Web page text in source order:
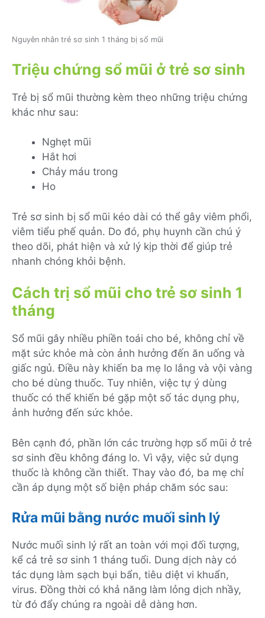
Nguyên nhân trẻ sơ sinh 1 tháng bị sổ mũi
Triệu chứng sổ mũi ở trẻ sơ sinh
Trẻ bị sổ mũi thường kèm theo những triệu chứng
khác như sau:
Nghẹt mũi
Hắt hơi
Chảy máu trong
Ho
Trẻ sơ sinh bị sổ mũi kéo dài có thể gây viêm phổi,
viêm tiểu phế quản. Do đó, phụ huynh cần chú ý
theo dõi, phát hiện và xử lý kịp thời để giúp trẻ
nhanh chóng khỏi bệnh.
Cách trị sổ mũi cho trẻ sơ sinh 1
tháng
Sổ mũi gây nhiều phiền toái cho bé, không chỉ về
mặt sức khỏe mà còn ảnh hưởng đến ăn uống và
giấc ngủ. Điều này khiến ba mẹ lo lắng và vội vàng
cho bé dùng thuốc. Tuy nhiên, việc tự ý dùng
thuốc có thể khiến bé gặp một số tác dụng phụ,
ảnh hưởng đến sức khỏe.
Bên cạnh đó, phần lớn các trường hợp sổ mũi ở trẻ
sơ sinh đều không đáng lo. Vì vậy, việc sử dụng
thuốc là không cần thiết. Thay vào đó, ba mẹ chỉ
cần áp dụng một số biện pháp chăm sóc sau:
Rửa mũi bằng nước muối sinh lý
Nước muối sinh lý rất an toàn với mọi đối tượng,
kể cả trẻ sơ sinh 1 tháng tuổi. Dung dịch này có
tác dụng làm sạch bụi bẩn, tiêu diệt vi khuẩn,
virus. Đồng thời có khả năng làm lỏng dịch nhầy,
từ đó đẩy chúng ra ngoài dễ dàng hơn.